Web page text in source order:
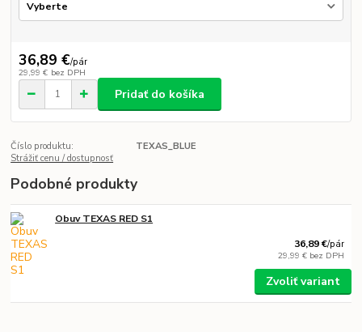
36,89 €/pár
29,99 € bez DPH
Pridať do košíka
Číslo produktu:
TEXAS_BLUE
Strážiť cenu / dostupnosť
Podobné produkty
Obuv TEXAS RED S1
36,89 €/pár
29,99 € bez DPH
Zvoliť variant